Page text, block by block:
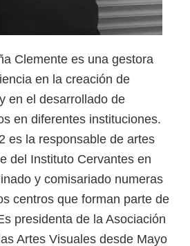
Clemente es una gestora
en la creación de
en el desarrollado de
en diferentes instituciones.
es la responsable de artes
del Instituto Cervantes en
y comisariado numeras
centros que forman parte de
presidenta de la Asociación
Artes Visuales desde Mayo